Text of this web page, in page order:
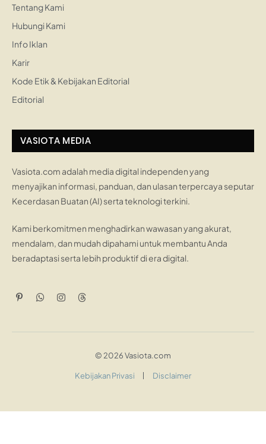
Tentang Kami
Hubungi Kami
Info Iklan
Karir
Kode Etik & Kebijakan Editorial
Editorial
VASIOTA MEDIA
Vasiota.com adalah media digital independen yang
menyajikan informasi, panduan, dan ulasan terpercaya seputar
Kecerdasan Buatan (AI) serta teknologi terkini.
Kami berkomitmen menghadirkan wawasan yang akurat,
mendalam, dan mudah dipahami untuk membantu Anda
beradaptasi serta lebih produktif di era digital.
PinterestWhatsApp
InstagramThreads
© 2026 Vasiota.com
Kebijakan Privasi Disclaimer